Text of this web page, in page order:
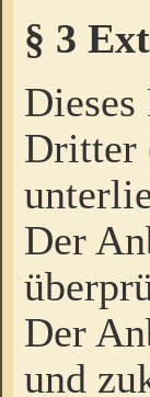
§ 3
Dritter
Der
Der
und